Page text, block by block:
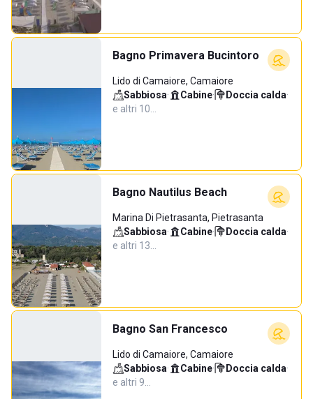
Bagno Primavera Bucintoro
Lido di Camaiore, Camaiore
Sabbiosa· Cabine· Doccia calda·
e altri 10…
Bagno Nautilus Beach
Marina Di Pietrasanta, Pietrasanta
Sabbiosa· Cabine· Doccia calda·
e altri 13…
Bagno San Francesco
Lido di Camaiore, Camaiore
Sabbiosa· Cabine· Doccia calda·
e altri 9…